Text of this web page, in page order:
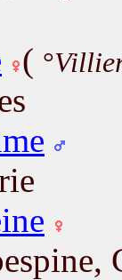
( °